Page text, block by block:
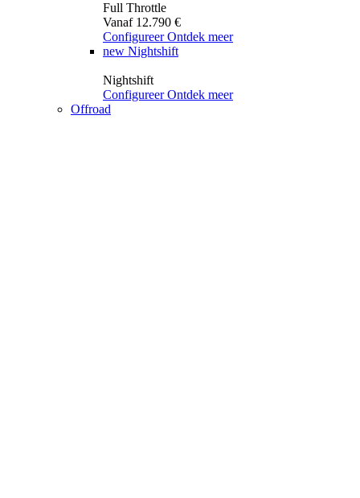
Full Throttle
Vanaf 12.790 €
Configureer Ontdek meer
new Nightshift
Nightshift
Configureer Ontdek meer
Offroad